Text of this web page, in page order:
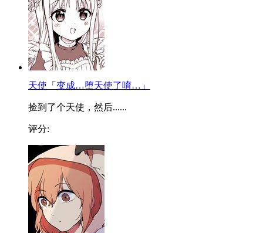
天使「变成…堕天使了唷…」
捡到了个天使，然后......
评分: